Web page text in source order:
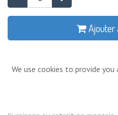
Ajouter
Prix exprimés Hors
We use cookies to provide